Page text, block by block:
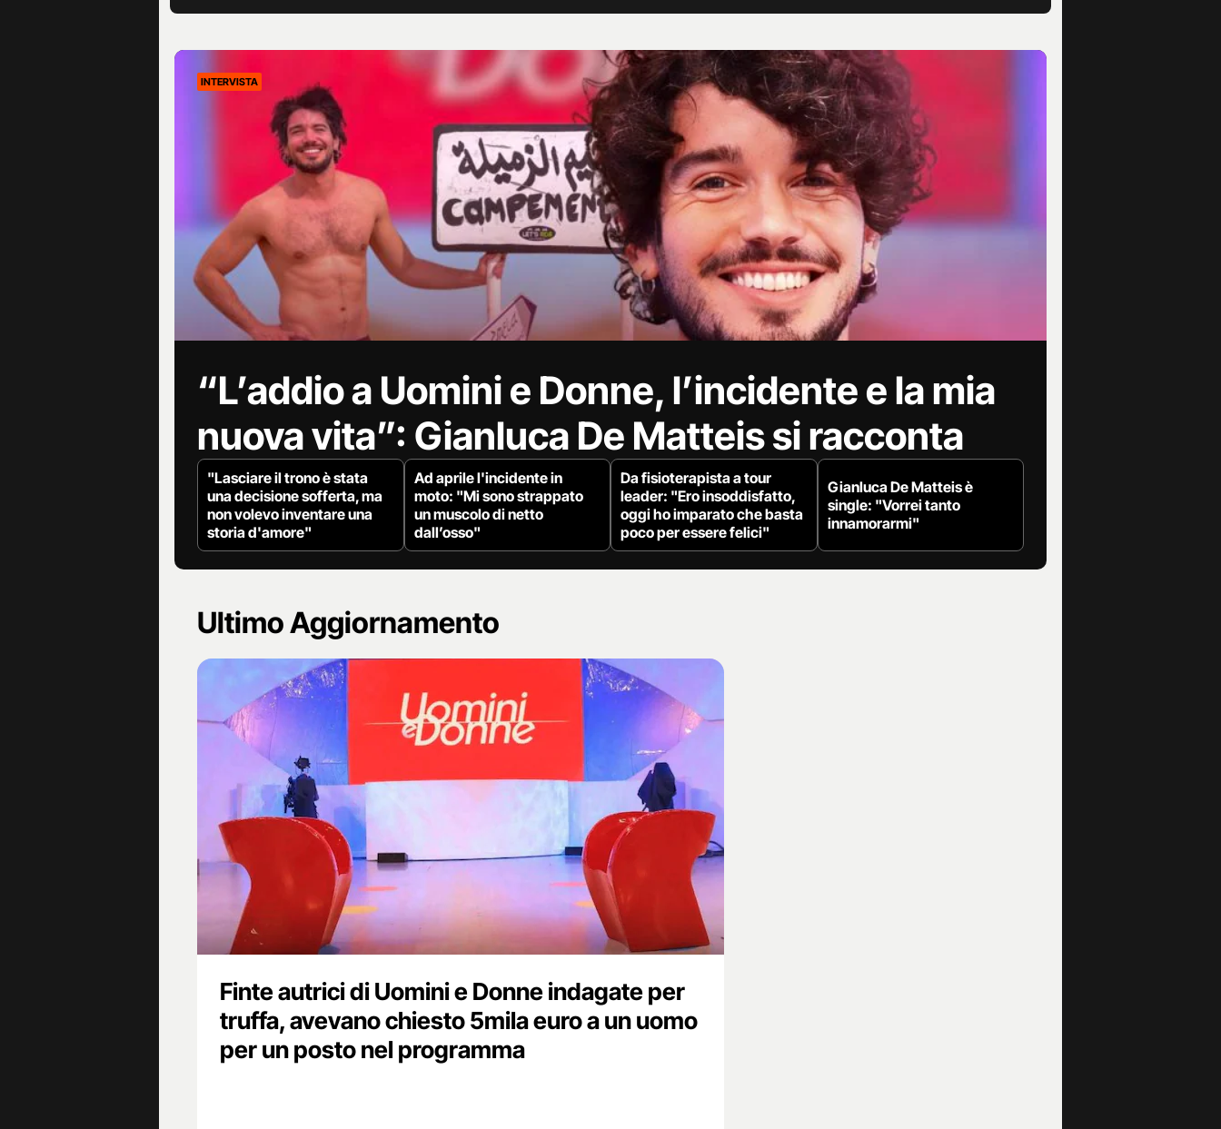
INTERVISTA
“L’addio a Uomini e Donne, l’incidente e la mia
nuova vita”: Gianluca De Matteis si racconta
"Lasciare il trono è stata
una decisione sofferta, ma
non volevo inventare una
storia d'amore"
Ad aprile l'incidente in
moto: "Mi sono strappato
un muscolo di netto
dall’osso"
Da fisioterapista a tour
leader: "Ero insoddisfatto,
oggi ho imparato che basta
poco per essere felici"
Gianluca De Matteis è
single: "Vorrei tanto
innamorarmi"
Ultimo Aggiornamento
Finte autrici di Uomini e Donne indagate per
truffa, avevano chiesto 5mila euro a un uomo
per un posto nel programma